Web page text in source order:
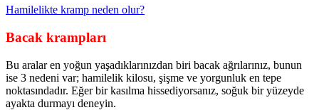
Hamilelikte kramp neden olur?
Bacak krampları
Bu aralar en yoğun yaşadıklarınızdan biri bacak ağrılarınız, bunun
ise 3 nedeni var; hamilelik kilosu, şişme ve yorgunluk en tepe
noktasındadır. Eğer bir kasılma hissediyorsanız, soğuk bir yüzeyde
ayakta durmayı deneyin.